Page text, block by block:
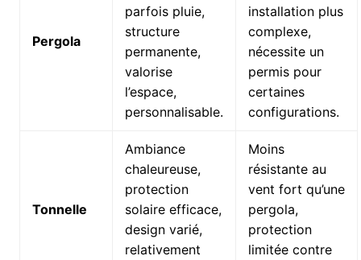
Pergola
parfois pluie,
structure
permanente,
valorise
l’espace,
personnalisable.
installation plus
complexe,
nécessite un
permis pour
certaines
configurations.
Tonnelle
Ambiance
chaleureuse,
protection
solaire efficace,
design varié,
relativement
Moins
résistante au
vent fort qu’une
pergola,
protection
limitée contre